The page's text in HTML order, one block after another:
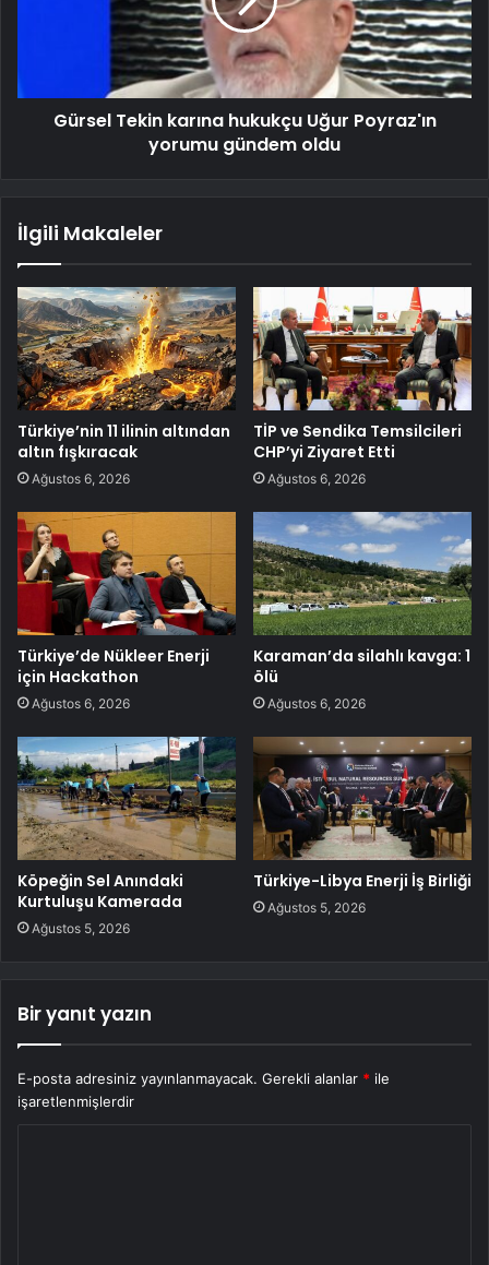
Gürsel Tekin karına hukukçu Uğur Poyraz'ın
yorumu gündem oldu
İlgili Makaleler
Türkiye’nin 11 ilinin altından
altın fışkıracak
Ağustos 6, 2026
TİP ve Sendika Temsilcileri
CHP’yi Ziyaret Etti
Ağustos 6, 2026
Türkiye’de Nükleer Enerji
için Hackathon
Ağustos 6, 2026
Karaman’da silahlı kavga: 1
ölü
Ağustos 6, 2026
Köpeğin Sel Anındaki
Kurtuluşu Kamerada
Ağustos 5, 2026
Türkiye-Libya Enerji İş Birliği
Ağustos 5, 2026
Bir yanıt yazın
E-posta adresiniz yayınlanmayacak. Gerekli alanlar * ile
işaretlenmişlerdir